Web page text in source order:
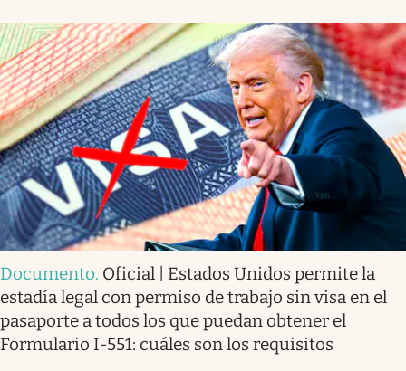
Documento. Oficial | Estados Unidos permite la
estadía legal con permiso de trabajo sin visa en el
pasaporte a todos los que puedan obtener el
Formulario I-551: cuáles son los requisitos